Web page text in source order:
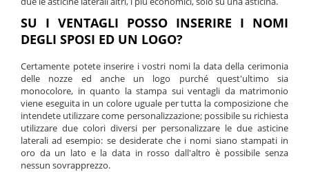
SU I VENTAGLI POSSO INSERIRE I NOMI
DEGLI SPOSI ED UN LOGO?
Certamente potete inserire i vostri nomi la data della cerimonia
delle nozze ed anche un logo purché quest'ultimo sia
monocolore, in quanto la stampa sui ventagli da matrimonio
viene eseguita in un colore uguale per tutta la composizione che
intendete utilizzare come personalizzazione; possibile su richiesta
utilizzare due colori diversi per personalizzare le due asticine
laterali ad esempio: se desiderate che i nomi siano stampati in
oro da un lato e la data in rosso dall'altro è possibile senza
nessun sovrapprezzo.